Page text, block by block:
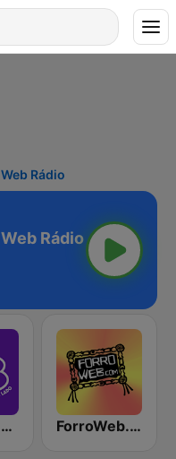
Rádio
Rádio
Rádio FM 93.9 ForroWeb.com